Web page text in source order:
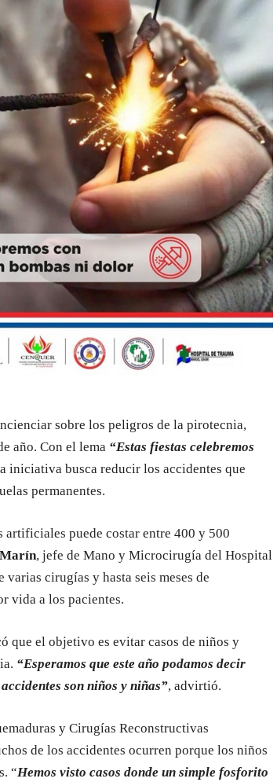
sobre los peligros de la pirotecnia,
año. Con el lema “Estas fiestas celebremos
iniciativa busca reducir los accidentes que
permanentes.
artificiales puede costar entre 400 y 500
Marín, jefe de Mano y Microcirugía del Hospital
varias cirugías y hasta seis meses de
vida a los pacientes.
que el objetivo es evitar casos de niños y
“Esperamos que este año podamos decir
son niños y niñas”, advirtió.
y Cirugías Reconstructivas
de los accidentes ocurren porque los niños
“Hemos visto casos donde un simple fosforito